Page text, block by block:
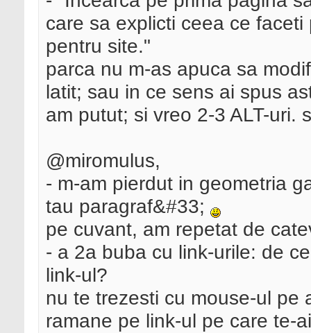
care sa explicti ceea ce
pentru site."
parca nu m-as apuca sa
latit; sau in ce sens ai spus
am putut; si vreo 2-3 ALT-uri.
@miromulus,
- m-am pierdut in geometria
tau paragraf&#33;
pe cuvant, am repetat de
- a 2a buba cu link-urile: de
link-ul?
nu te trezesti cu mouse-ul pe
ramane pe link-ul pe care te-